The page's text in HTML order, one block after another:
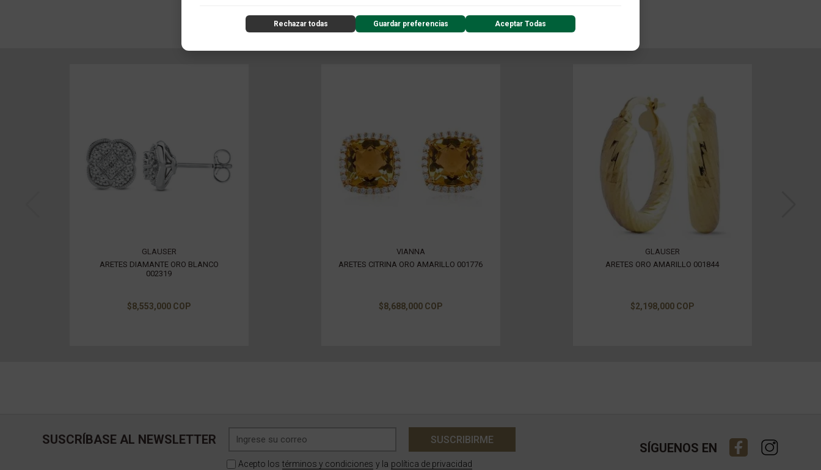
COLECCIÓN
GLAUSER
ARETES DIAMANTE ORO BLANCO
002319
$8,553,000 COP
VIANNA
ARETES CITRINA ORO AMARILLO 001776
$8,688,000 COP
GLAUSER
ARETES ORO AMARILLO 001844
$2,198,000 COP
SUSCRÍBASE AL NEWSLETTER SUSCRIBIRME
Acepto los términos y condiciones y la política de privacidad
SÍGUENOS EN
ContentSquare
con exclusión de datos sensibles) y análisis de formularios.
Rechazar todas Guardar preferencias Aceptar Todas